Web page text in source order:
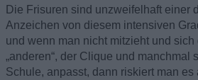
Die Frisuren sind unzweifelhaft einer
Anzeichen von diesem intensiven
und wenn man nicht mitzieht und
„anderen“, der Clique und manchmal
Schule, anpasst, dann riskiert man es